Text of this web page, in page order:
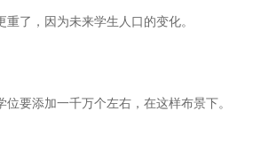
了，因为未来学生人口的变化。
要添加一千万个左右，在这样布景下。